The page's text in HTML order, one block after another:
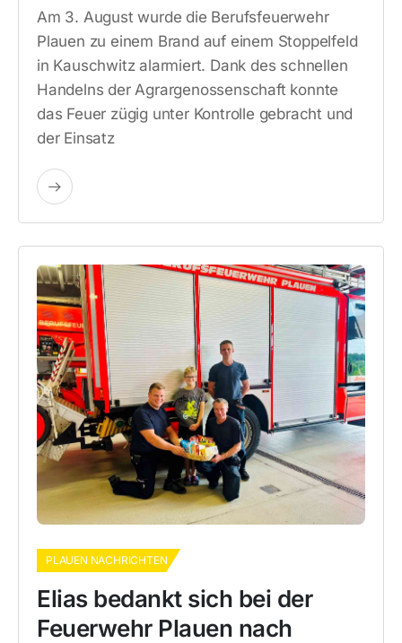
Am 3. August wurde die Berufsfeuerwehr
Plauen zu einem Brand auf einem Stoppelfeld
in Kauschwitz alarmiert. Dank des schnellen
Handelns der Agrargenossenschaft konnte
das Feuer zügig unter Kontrolle gebracht und
der Einsatz
PLAUEN NACHRICHTEN
Elias bedankt sich bei der
Feuerwehr Plauen nach